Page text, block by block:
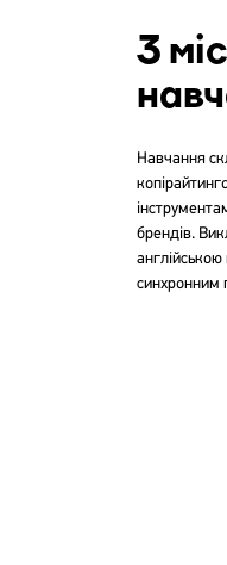
3
Навчання
брендів.
синхронним